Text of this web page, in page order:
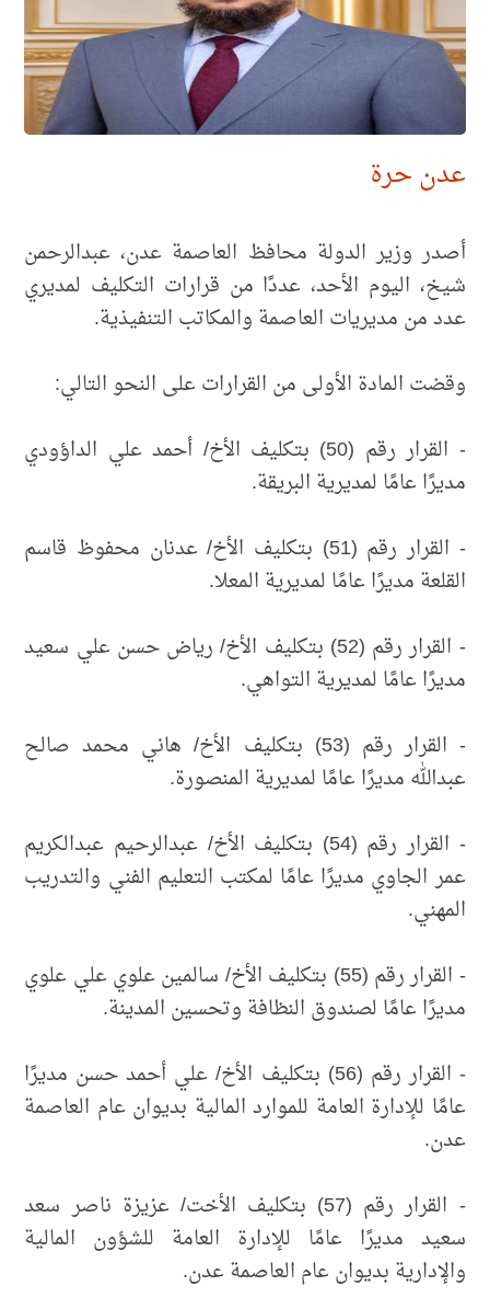
عدن حرة
أصدر وزير الدولة محافظ العاصمة عدن، عبدالرحمن
شيخ، اليوم الأحد، عددًا من قرارات التكليف لمديري
عدد من مديريات العاصمة والمكاتب التنفيذية.
وقضت المادة الأولى من القرارات على النحو التالي:
- القرار رقم (50) بتكليف الأخ/ أحمد علي الداؤودي
مديرًا عامًا لمديرية البريقة.
- القرار رقم (51) بتكليف الأخ/ عدنان محفوظ قاسم
القلعة مديرًا عامًا لمديرية المعلا.
- القرار رقم (52) بتكليف الأخ/ رياض حسن علي سعيد
مديرًا عامًا لمديرية التواهي.
- القرار رقم (53) بتكليف الأخ/ هاني محمد صالح
عبدالله مديرًا عامًا لمديرية المنصورة.
- القرار رقم (54) بتكليف الأخ/ عبدالرحيم عبدالكريم
عمر الجاوي مديرًا عامًا لمكتب التعليم الفني والتدريب
المهني.
- القرار رقم (55) بتكليف الأخ/ سالمين علوي علي علوي
مديرًا عامًا لصندوق النظافة وتحسين المدينة.
- القرار رقم (56) بتكليف الأخ/ علي أحمد حسن مديرًا
عامًا للإدارة العامة للموارد المالية بديوان عام العاصمة
عدن.
- القرار رقم (57) بتكليف الأخت/ عزيزة ناصر سعد
سعيد مديرًا عامًا للإدارة العامة للشؤون المالية
والإدارية بديوان عام العاصمة عدن.